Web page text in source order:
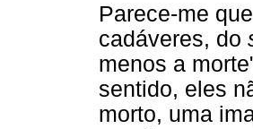
Parece-me
cadáveres, do
menos a
sentido, eles
morto, uma